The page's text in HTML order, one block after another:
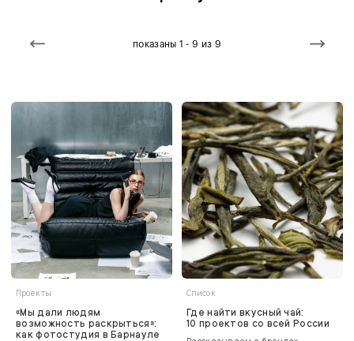
показаны 1 - 9 из 9
Проекты
«Мы дали людям
возможность раскрыться»:
как фотостудия в Барнауле
Список
Где найти вкусный чай:
10 проектов со всей России